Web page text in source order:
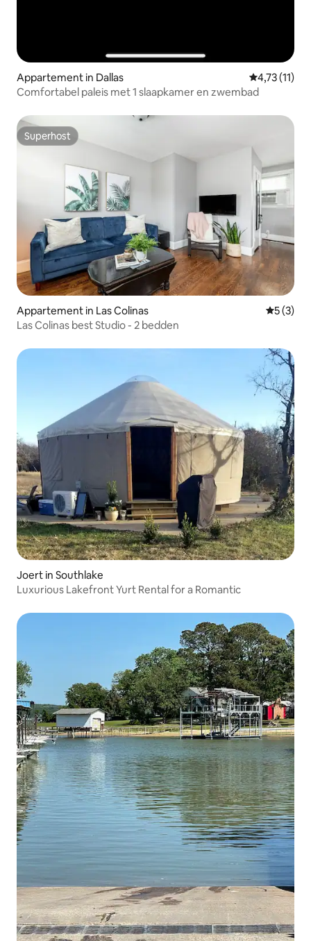
Appartement in Dallas Gemiddelde
4,73 (11)
Comfortabel paleis met 1 slaapkamer en zwembad
Superhost
Superhost
Appartement in Las Colinas
5 (3)
Las Colinas best Studio - 2 bedden
Joert in Southlake
Luxurious Lakefront Yurt Rental for a Romantic